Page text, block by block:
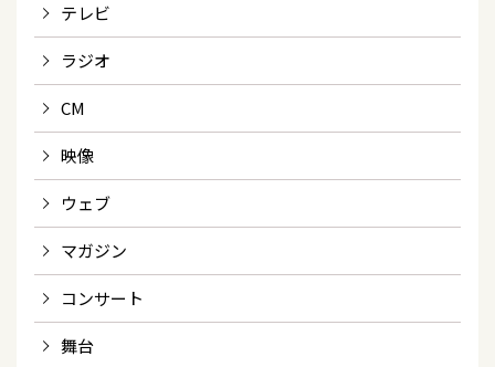
テレビ
ラジオ
CM
映像
ウェブ
マガジン
コンサート
舞台